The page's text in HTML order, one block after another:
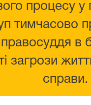
процесу у
тимчасово
в
загрози
справи.